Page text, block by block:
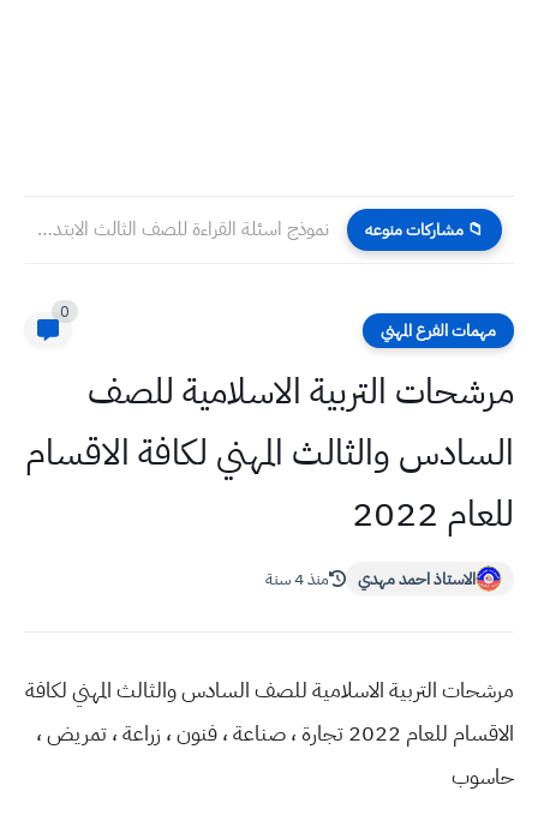
📁 مشاركات منوعه نموذج اسئلة القراءة للصف الثالث الابتدائي سنة 2024
مهمات الفرع المهني
0
مرشحات التربية الاسلامية للصف
السادس والثالث المهني لكافة الاقسام
للعام 2022
الاستاذ احمد مهدي منذ 4 سنة
مرشحات التربية الاسلامية للصف السادس والثالث المهني لكافة
الاقسام للعام 2022 تجارة ، صناعة ، فنون ، زراعة ، تمريض ،
حاسوب